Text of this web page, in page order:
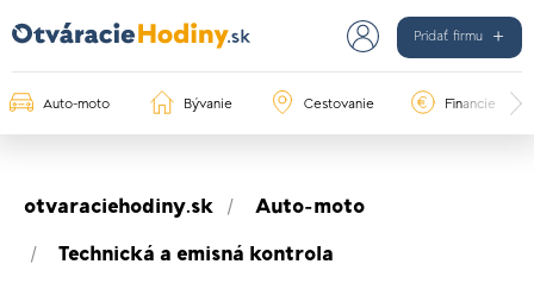
Pridať firmu
Auto-moto Bývanie Cestovanie Financie
otvaraciehodiny.sk Auto-moto
Technická a emisná kontrola